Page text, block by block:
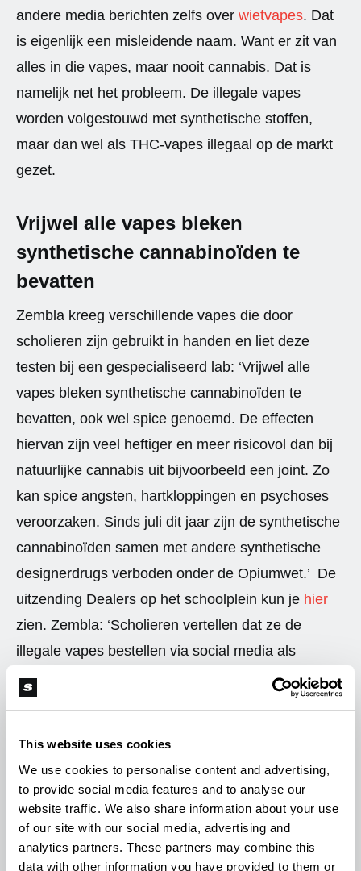
This website uses cookies
We use cookies to personalise content and advertising,
to provide social media features and to analyse our
website traffic. We also share information about your use
of our site with our social media, advertising and
analytics partners. These partners may combine this
data with other information you have provided to them or
andere media berichten zelfs over wietvapes. Dat
is eigenlijk een misleidende naam. Want er zit van
alles in die vapes, maar nooit cannabis. Dat is
namelijk net het probleem. De illegale vapes
worden volgestouwd met synthetische stoffen,
maar dan wel als THC-vapes illegaal op de markt
gezet.
Vrijwel alle vapes bleken
synthetische cannabinoïden te
bevatten
Zembla kreeg verschillende vapes die door
scholieren zijn gebruikt in handen en liet deze
testen bij een gespecialiseerd lab: ‘Vrijwel alle
vapes bleken synthetische cannabinoïden te
bevatten, ook wel spice genoemd. De effecten
hiervan zijn veel heftiger en meer risicovol dan bij
natuurlijke cannabis uit bijvoorbeeld een joint. Zo
kan spice angsten, hartkloppingen en psychoses
veroorzaken. Sinds juli dit jaar zijn de synthetische
cannabinoïden samen met andere synthetische
designerdrugs verboden onder de Opiumwet.’ De
uitzending Dealers op het schoolplein kun je hier
zien. Zembla: ‘Scholieren vertellen dat ze de
illegale vapes bestellen via social media als
Snapchat. Dealers komen ze binnen een half uur
tot aan het schoolplein brengen. Tijdens de
dat ze synthetische drugs aan het vapen zijn. Vaak
denken ze dat het een soort ‘wietvape’ is, met
hetzelfde effect als blowen.’ Het Trimbos Instituut is
inmiddels een onderzoek gestart. Tot slot, het is
goed om nog even op te merken dat vapes en